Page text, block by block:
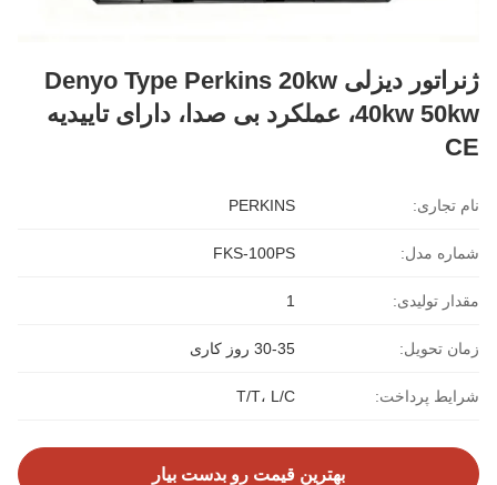
ژنراتور دیزلی Denyo Type Perkins 20kw
40kw 50kw، عملکرد بی صدا، دارای تاییدیه
CE
نام تجاری: PERKINS
شماره مدل: FKS-100PS
مقدار تولیدی: 1
زمان تحویل: 30-35 روز کاری
شرایط پرداخت: T/T، L/C
بهترین قیمت رو بدست بیار